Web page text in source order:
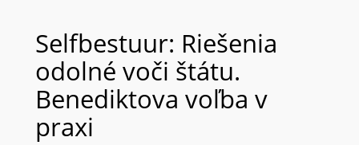
Selfbestuur: Riešenia
odolné voči štátu.
Benediktova voľba v
praxi